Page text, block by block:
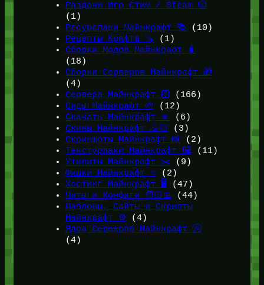
Раздачи Игр Стим / Steam 🎲
(1)
Ресурспаки Майнкрафт 📚(10)
Рецепты Крафта 🪚 (1)
Сборки Модов Майнкрафт 🧳
(18)
Сборки Серверов Майнкрафт 🎁
(4)
Сервера Майнкрафт 🛜 (166)
Сиды Майнкрафт 🌱
(12)
Скачать Майнкрафт 🔽
(6)
Скины Майнкрафт 🤹🏻
(3)
Скриншоты Майнкрафт 📸(2)
Текстурпаки Майнкрафт 🖼️(11)
Утилиты Майнкрафт ✂️ (9)
Фишки Майнкрафт ⭐(2)
Хостинг Майнкрафт 🖥️ (47)
Читы и Конфиги 🧑🏻‍💻 (44)
Шаблоны, Сайты и Скрипты
Майнкрафт ⚙️ (4)
Ядра Серверов Майнкрафт 🚰
(4)